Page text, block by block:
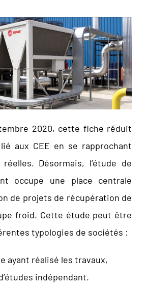
2020, cette fiche réduit
aux CEE en se rapprochant
Désormais, l’étude de
occupe une place centrale
de projets de récupération de
froid. Cette étude peut être
typologies de sociétés :
ayant réalisé les travaux,
indépendant.